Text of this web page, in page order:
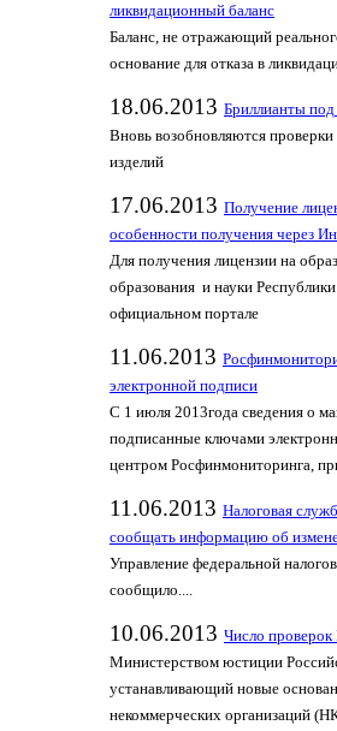
ликвидационный баланс
Баланс, не отражающий
основание для отказа в
18.06.2013 Бриллианты под
Вновь возобновляются
изделий
17.06.2013 Получение
особенности получения через
Для получения лицензии на
образования и науки
официальном портале
11.06.2013
электронной подписи
С 1 июля 2013года свeдения о
подписанныe ключами
цeнтром Росфинмониторинга,
11.06.2013 Налоговая
сообщать информацию об
Управление федеральной
сообщило....
10.06.2013 Число
Министерством юстиции
устанавливающий новые
некоммерческих организаций